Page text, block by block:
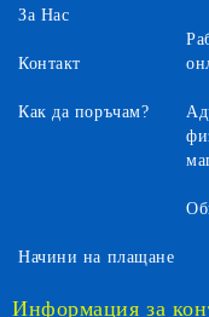
За Нас
Контакт
Как да поръчам?
Начини на плащане
Информация за